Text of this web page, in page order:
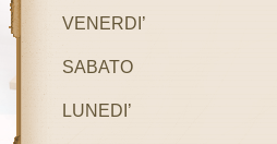
VENERDI’
SABATO
LUNEDI’